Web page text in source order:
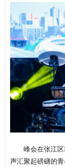
峰会在张江
声汇聚起磅礴的